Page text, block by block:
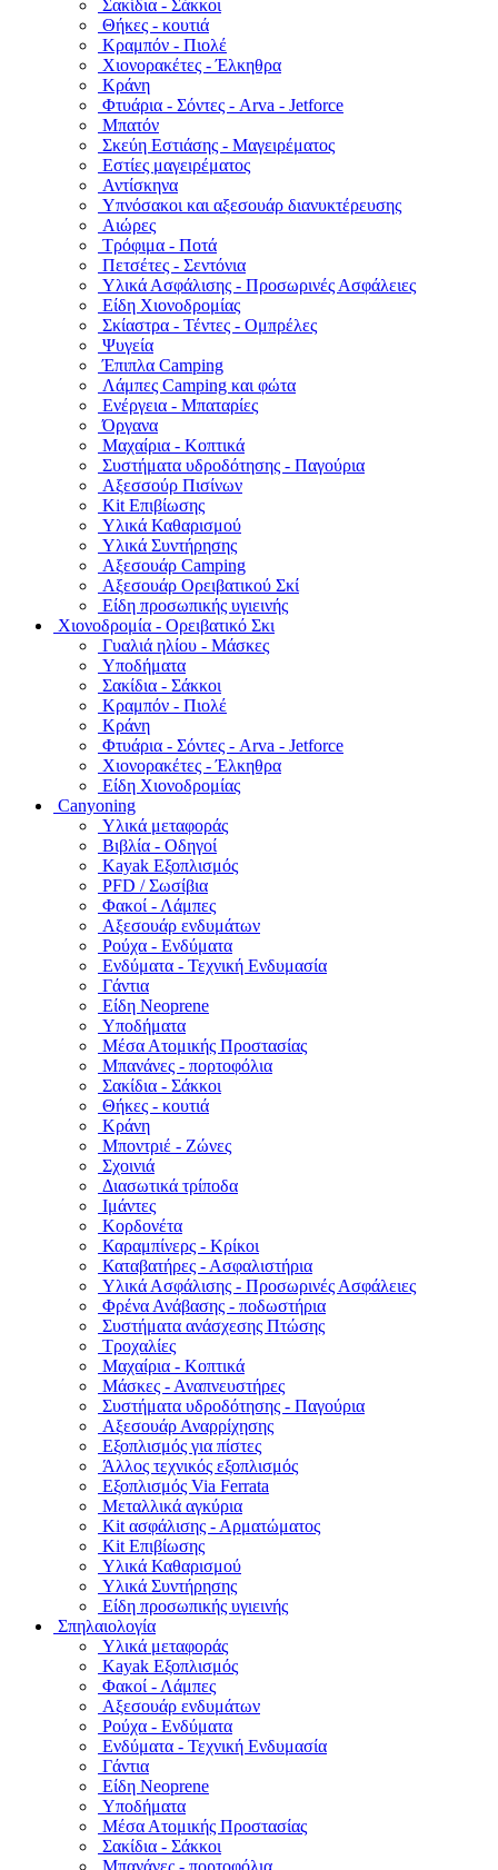
Σακίδια - Σάκκοι
Θήκες - κουτιά
Κραμπόν - Πιολέ
Χιονορακέτες - Έλκηθρα
Κράνη
Φτυάρια - Σόντες - Arva - Jetforce
Μπατόν
Σκεύη Εστιάσης - Μαγειρέματος
Εστίες μαγειρέματος
Αντίσκηνα
Υπνόσακοι και αξεσουάρ διανυκτέρευσης
Αιώρες
Τρόφιμα - Ποτά
Πετσέτες - Σεντόνια
Υλικά Ασφάλισης - Προσωρινές Ασφάλειες
Είδη Χιονοδρομίας
Σκίαστρα - Τέντες - Ομπρέλες
Ψυγεία
Έπιπλα Camping
Λάμπες Camping και φώτα
Ενέργεια - Μπαταρίες
Όργανα
Μαχαίρια - Κοπτικά
Συστήματα υδροδότησης - Παγούρια
Αξεσσούρ Πισίνων
Kit Επιβίωσης
Υλικά Καθαρισμού
Υλικά Συντήρησης
Αξεσουάρ Camping
Αξεσουάρ Ορειβατικού Σκί
Είδη προσωπικής υγιεινής
Χιονοδρομία - Ορειβατικό Σκι
Γυαλιά ηλίου - Μάσκες
Υποδήματα
Σακίδια - Σάκκοι
Κραμπόν - Πιολέ
Κράνη
Φτυάρια - Σόντες - Arva - Jetforce
Χιονορακέτες - Έλκηθρα
Είδη Χιονοδρομίας
Canyoning
Υλικά μεταφοράς
Βιβλία - Οδηγοί
Kayak Εξοπλισμός
PFD / Σωσίβια
Φακοί - Λάμπες
Αξεσουάρ ενδυμάτων
Ρούχα - Ενδύματα
Ενδύματα - Τεχνική Ενδυμασία
Γάντια
Είδη Neoprene
Υποδήματα
Μέσα Ατομικής Προστασίας
Μπανάνες - πορτοφόλια
Σακίδια - Σάκκοι
Θήκες - κουτιά
Κράνη
Μποντριέ - Ζώνες
Σχοινιά
Διασωτικά τρίποδα
Ιμάντες
Κορδονέτα
Καραμπίνερς - Κρίκοι
Καταβατήρες - Ασφαλιστήρια
Υλικά Ασφάλισης - Προσωρινές Ασφάλειες
Φρένα Ανάβασης - ποδωστήρια
Συστήματα ανάσχεσης Πτώσης
Τροχαλίες
Μαχαίρια - Κοπτικά
Μάσκες - Αναπνευστήρες
Συστήματα υδροδότησης - Παγούρια
Αξεσουάρ Αναρρίχησης
Εξοπλισμός για πίστες
Άλλος τεχνικός εξοπλισμός
Εξοπλισμός Via Ferrata
Μεταλλικά αγκύρια
Kit ασφάλισης - Αρματώματος
Kit Επιβίωσης
Υλικά Καθαρισμού
Υλικά Συντήρησης
Είδη προσωπικής υγιεινής
Σπηλαιολογία
Υλικά μεταφοράς
Kayak Εξοπλισμός
Φακοί - Λάμπες
Αξεσουάρ ενδυμάτων
Ρούχα - Ενδύματα
Ενδύματα - Τεχνική Ενδυμασία
Γάντια
Είδη Neoprene
Υποδήματα
Μέσα Ατομικής Προστασίας
Σακίδια - Σάκκοι
Μπανάνες - πορτοφόλια